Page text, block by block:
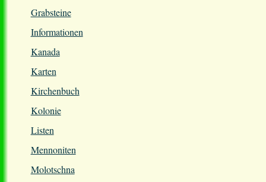
Grabsteine
Informationen
Kanada
Karten
Kirchenbuch
Kolonie
Listen
Mennoniten
Molotschna